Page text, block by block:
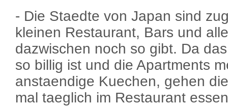
- Die Staedte von Japan sind
kleinen Restaurant, Bars und
dazwischen noch so gibt. Da
so billig ist und die Apartments
anstaendige Kuechen, gehen
mal taeglich im Restaurant